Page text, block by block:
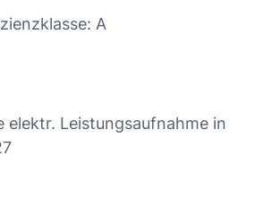
A
elektr. Leistungsaufnahme in